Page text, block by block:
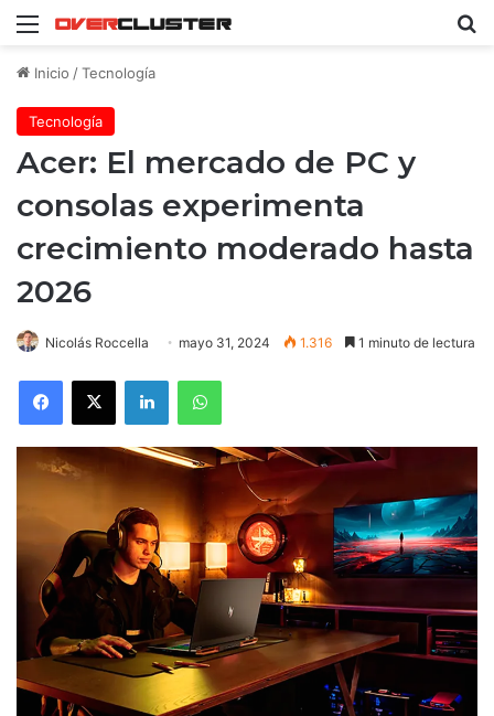
Menú
Inicio /Tecnología
Tecnología
Acer: El mercado de PC y
consolas experimenta
crecimiento moderado hasta
2026
Nicolás Roccella mayo 31, 2024 1.316 1 minuto de lectura
Facebook
X LinkedInWhatsApp